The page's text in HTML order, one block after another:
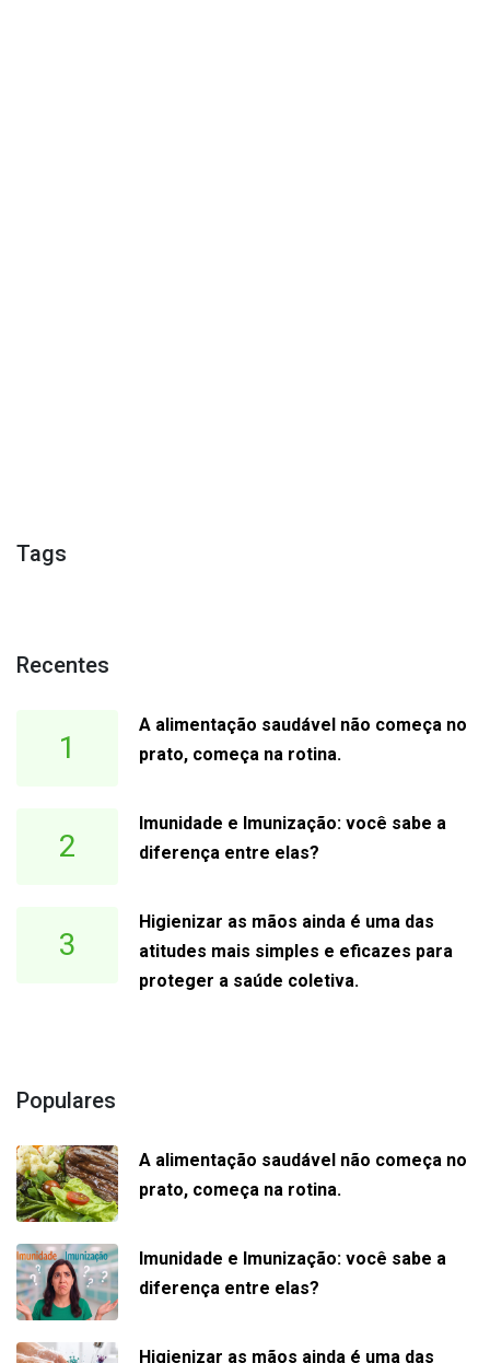
Tags
Recentes
1
A alimentação saudável não começa no
prato, começa na rotina.
2
Imunidade e Imunização: você sabe a
diferença entre elas?
3
Higienizar as mãos ainda é uma das
atitudes mais simples e eficazes para
proteger a saúde coletiva.
Populares
A alimentação saudável não começa no
prato, começa na rotina.
Imunidade e Imunização: você sabe a
diferença entre elas?
Higienizar as mãos ainda é uma das